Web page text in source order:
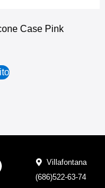
Case Pink
Villafontana
(686)522-63-74